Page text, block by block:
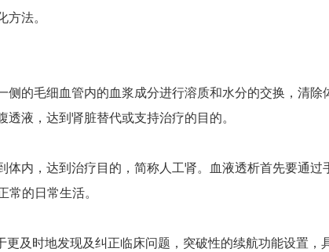
法。
的毛细血管内的血浆成分进行溶质和水分的交换，清除
液，达到肾脏替代或支持治疗的目的。
内，达到治疗目的，简称人工肾。血液透析首先要通过
常的日常生活。
更及时地发现及纠正临床问题，突破性的续航功能设置，